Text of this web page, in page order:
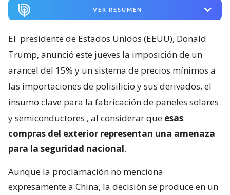
VER RESUMEN
El presidente de Estados Unidos (EEUU), Donald
Trump, anunció este jueves la imposición de un
arancel del 15% y un sistema de precios mínimos a
las importaciones de polisilicio y sus derivados, el
insumo clave para la fabricación de paneles solares
y semiconductores , al considerar que esas
compras del exterior representan una amenaza
para la seguridad nacional.
Aunque la proclamación no menciona
expresamente a China, la decisión se produce en un